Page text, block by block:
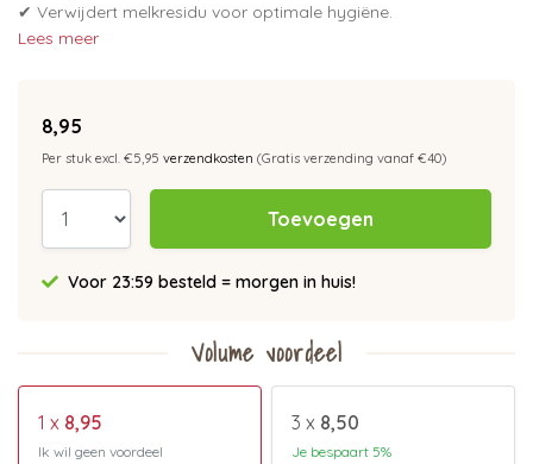
✔ Verwijdert melkresidu voor optimale hygiëne.
Lees meer
8,95
Per stuk excl. €5,95 verzendkosten (Gratis verzending vanaf €40)
Toevoegen
Voor 23:59 besteld = morgen in huis!
Volume voordeel
1 x 8,95
Ik wil geen voordeel
3 x 8,50
Je bespaart 5%